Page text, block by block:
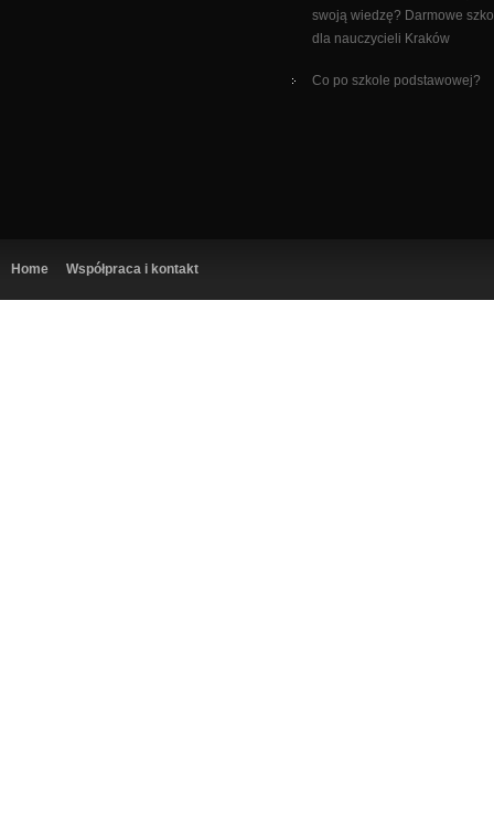
swoją wiedzę? Darmowe
dla nauczycieli Kraków
Co po szkole podstawowej?
Home Współpraca i kontakt